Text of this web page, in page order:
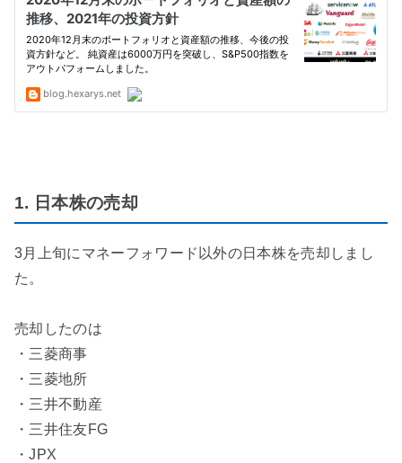
1. 日本株の売却
3月上旬にマネーフォワード以外の日本株を売却しまし
た。
売却したのは
・三菱商事
・三菱地所
・三井不動産
・三井住友FG
・JPX